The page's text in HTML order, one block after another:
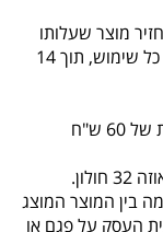
מוצר שעלותו
מעל 50 ש"ח, באריזתו המקורית ולא נעשה בו כל שימוש, תוך 14
ניתן להחזיר את המוצר באמצעות שליח בעלות של 60 ש"ח
בין המוצר המוצג
העסק על פגם או